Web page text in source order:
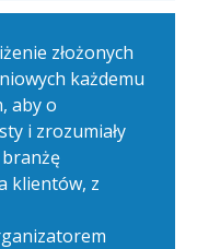
złożonych
każdemu
aby o
i zrozumiały
branżę
klientów, z